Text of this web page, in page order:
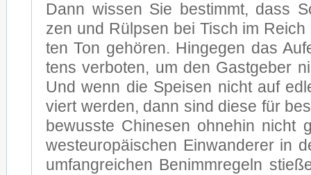
Dann wis­sen Sie be­stimmt, dass
zen und Rülp­sen bei Tisch im
ten Ton ge­hö­ren. Hin­ge­gen das
tens ver­bo­ten, um den Gast­ge­ber
Und wenn die Spei­sen nicht auf
viert wer­den, dann sind die­se für
be­wuss­te Chi­ne­sen oh­ne­hin nicht
west­eu­ro­päi­schen Ein­wan­de­rer in
um­fang­rei­chen Be­nimm­re­geln